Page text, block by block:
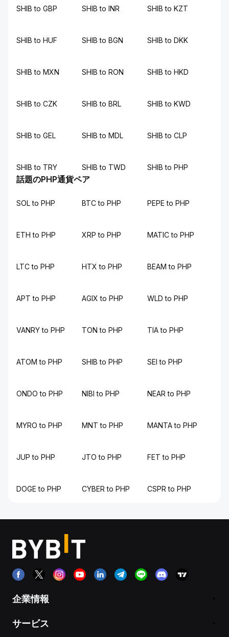
SHIB to GBP SHIB to INR SHIB to KZT
SHIB to HUF SHIB to BGN SHIB to DKK
SHIB to MXN SHIB to RON SHIB to HKD
SHIB to CZK SHIB to BRL SHIB to KWD
SHIB to GEL SHIB to MDL SHIB to CLP
SHIB to TRY SHIB to TWD SHIB to PHP
話題のPHP通貨ペア
SOL to PHP BTC to PHP PEPE to PHP
ETH to PHP XRP to PHP MATIC to PHP
LTC to PHP HTX to PHP BEAM to PHP
APT to PHP AGIX to PHP WLD to PHP
VANRY to PHP TON to PHP TIA to PHP
ATOM to PHP SHIB to PHP SEI to PHP
ONDO to PHP NIBI to PHP NEAR to PHP
MYRO to PHP MNT to PHP MANTA to PHP
JUP to PHP JTO to PHP FET to PHP
DOGE to PHP CYBER to PHP CSPR to PHP
企業情報
サービス